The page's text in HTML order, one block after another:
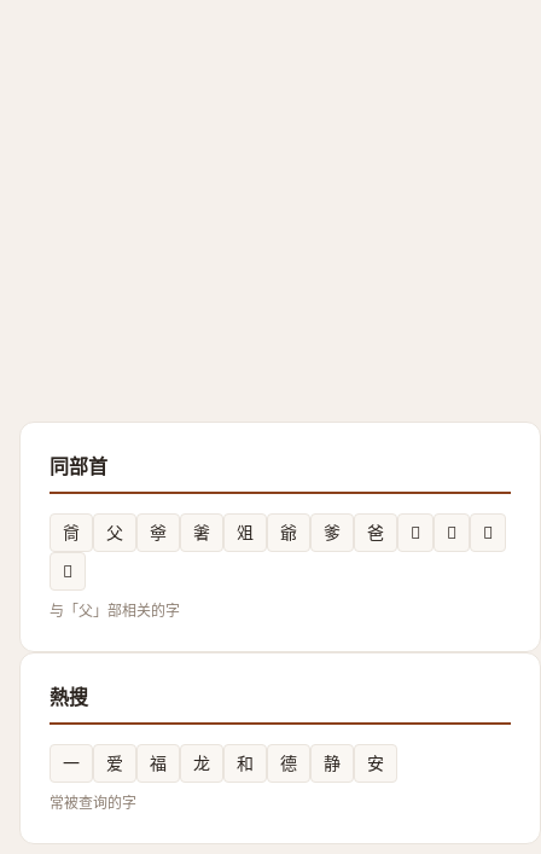
同部首
㸗 父 㸘 㸙 㸖 爺 爹 爸 𤕖 𪺛
𲭃
𭶺
与「父」部相关的字
熱搜
一 爱 福 龙 和 德 静 安
常被查询的字